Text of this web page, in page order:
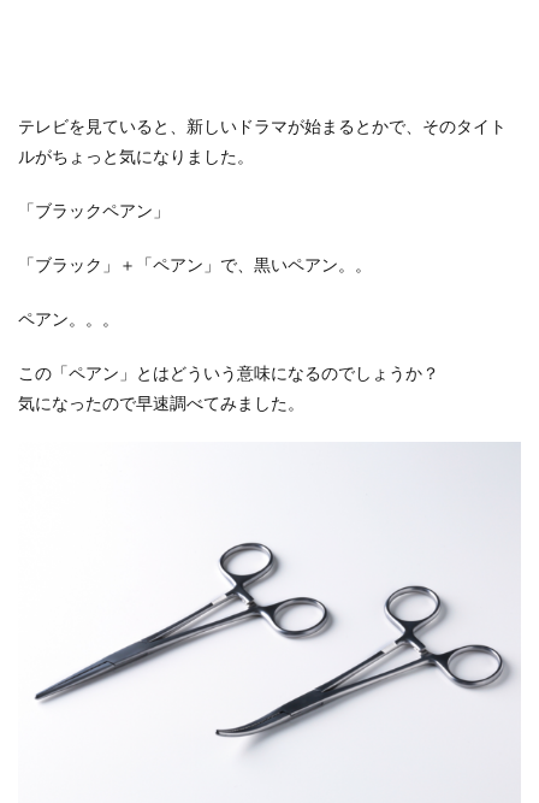
テレビを見ていると、新しいドラマが始まるとかで、そのタイト
ルがちょっと気になりました。
「ブラックペアン」
「ブラック」＋「ペアン」で、黒いペアン。。
ペアン。。。
この「ペアン」とはどういう意味になるのでしょうか？
気になったので早速調べてみました。